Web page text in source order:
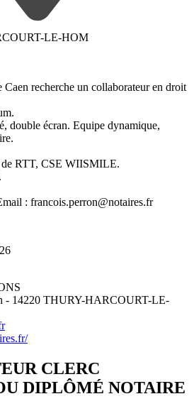
LE-HOM
recherche un collaborateur en droit
double écran. Equipe dynamique,
RTT, CSE WIISMILE.
: francois.perron@notaires.fr
- 14220 THURY-HARCOURT-LE-
CLERC
DIPLÔMÉ NOTAIRE